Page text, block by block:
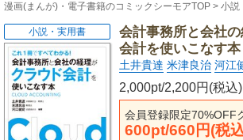
漫画(まんが)・電子書籍のコミックシーモアTOP 小説
会計事務所と会社
会計を使いこなす本
土井貴達 米津良治 河江
2,000pt/2,200円(税込)
会員登録限定70%OFF
600pt/660円(税
小説・実用書